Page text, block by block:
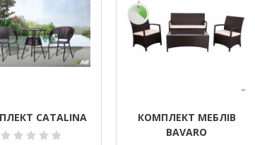
CATALINA
КОМПЛЕКТ МЕБЛІВ
BAVARO